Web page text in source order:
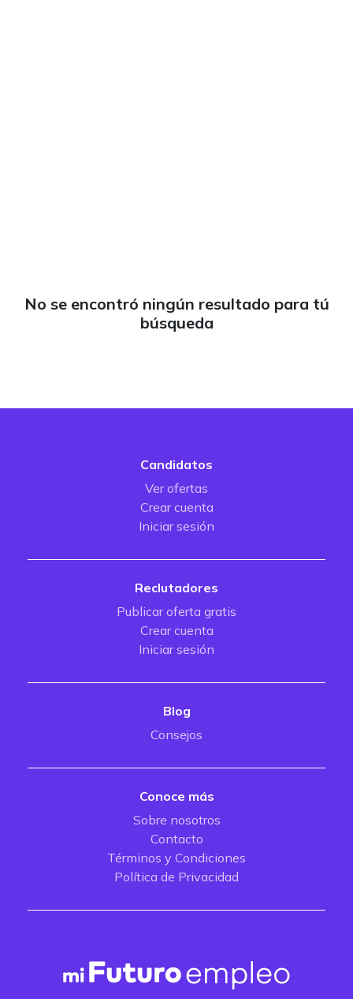
No se encontró ningún resultado para tú
búsqueda
Candidatos
Ver ofertas
Crear cuenta
Iniciar sesión
Reclutadores
Publicar oferta gratis
Crear cuenta
Iniciar sesión
Blog
Consejos
Conoce más
Sobre nosotros
Contacto
Términos y Condiciones
Política de Privacidad